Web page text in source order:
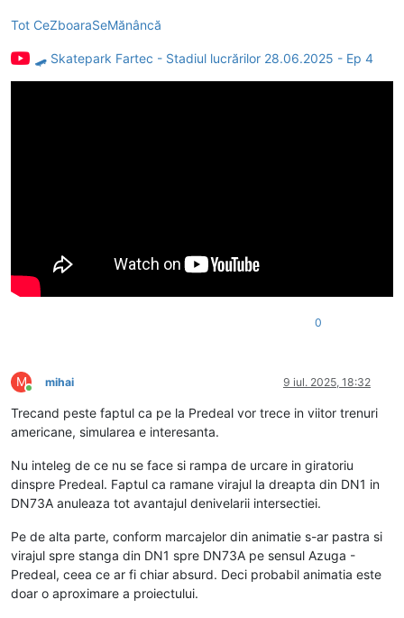
Tot CeZboaraSeMănâncă
🛹 Skatepark Fartec - Stadiul lucrărilor 28.06.2025 - Ep 4
0
M
Conectat
mihai 9 iul. 2025, 18:32
Trecand peste faptul ca pe la Predeal vor trece in viitor trenuri
americane, simularea e interesanta.
Nu inteleg de ce nu se face si rampa de urcare in giratoriu
dinspre Predeal. Faptul ca ramane virajul la dreapta din DN1 in
DN73A anuleaza tot avantajul denivelarii intersectiei.
Pe de alta parte, conform marcajelor din animatie s-ar pastra si
virajul spre stanga din DN1 spre DN73A pe sensul Azuga -
Predeal, ceea ce ar fi chiar absurd. Deci probabil animatia este
doar o aproximare a proiectului.